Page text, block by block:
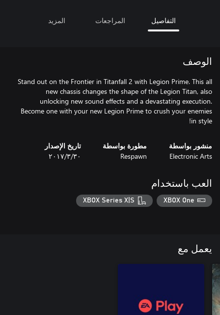
التفاصيل المراجعات المزيد
الوصف
Stand out on the Frontier in Titanfall 2 with Legion Prime. This all
new chassis changes the shape of the Legion Titan, also
unlocking new sound effects and a devastating execution.
Become one with your new Legion Prime to crush your enemies
in style!
منشور بواسطة
Electronic Arts
مطورة بواسطة
Respawn
تاريخ الإصدار
٣٠‏/٣‏/٢٠١٧
العب باستخدام
XBOX One
XBOX Series X|S
يعمل مع